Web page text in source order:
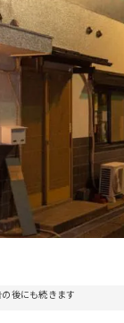
後にも続きます